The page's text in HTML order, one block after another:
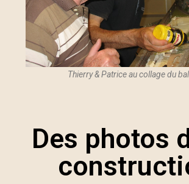
Thierry & Patrice au collage du
Des photos